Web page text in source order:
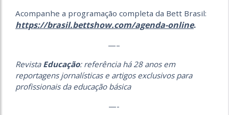
Acompanhe a programação completa da Bett Brasil:
https://brasil.bettshow.com/agenda-online.
—–
Revista Educação: referência há 28 anos em
reportagens jornalísticas e artigos exclusivos para
profissionais da educação básica
—-